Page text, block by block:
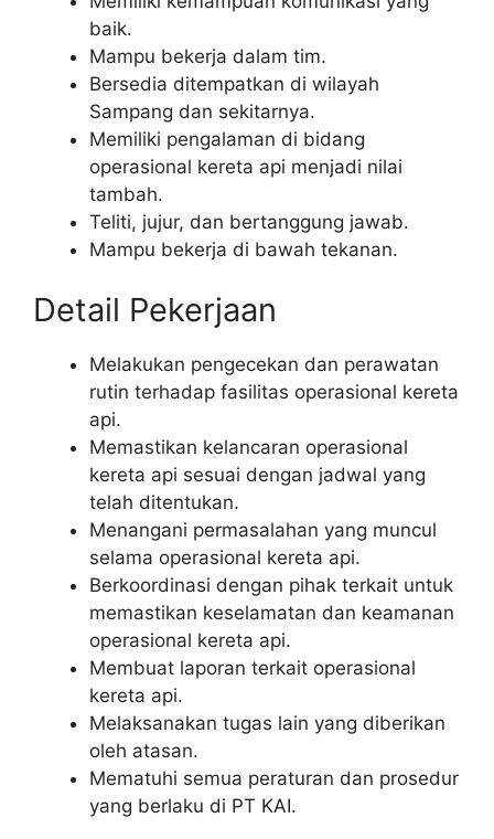
baik.
Mampu bekerja dalam tim.
Bersedia ditempatkan di wilayah
Sampang dan sekitarnya.
Memiliki pengalaman di bidang
operasional kereta api menjadi nilai
tambah.
Teliti, jujur, dan bertanggung jawab.
Mampu bekerja di bawah tekanan.
Detail Pekerjaan
Melakukan pengecekan dan perawatan
rutin terhadap fasilitas operasional kereta
api.
Memastikan kelancaran operasional
kereta api sesuai dengan jadwal yang
telah ditentukan.
Menangani permasalahan yang muncul
selama operasional kereta api.
Berkoordinasi dengan pihak terkait untuk
memastikan keselamatan dan keamanan
operasional kereta api.
Membuat laporan terkait operasional
kereta api.
Melaksanakan tugas lain yang diberikan
oleh atasan.
Mematuhi semua peraturan dan prosedur
yang berlaku di PT KAI.